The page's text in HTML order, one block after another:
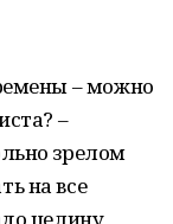
– можно
–
зрелом
на все